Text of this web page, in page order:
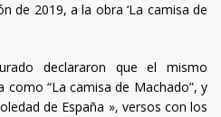
de 2019, a la obra ‘La camisa de
declararon que el mismo
como “La camisa de Machado”, y
de España », versos con los